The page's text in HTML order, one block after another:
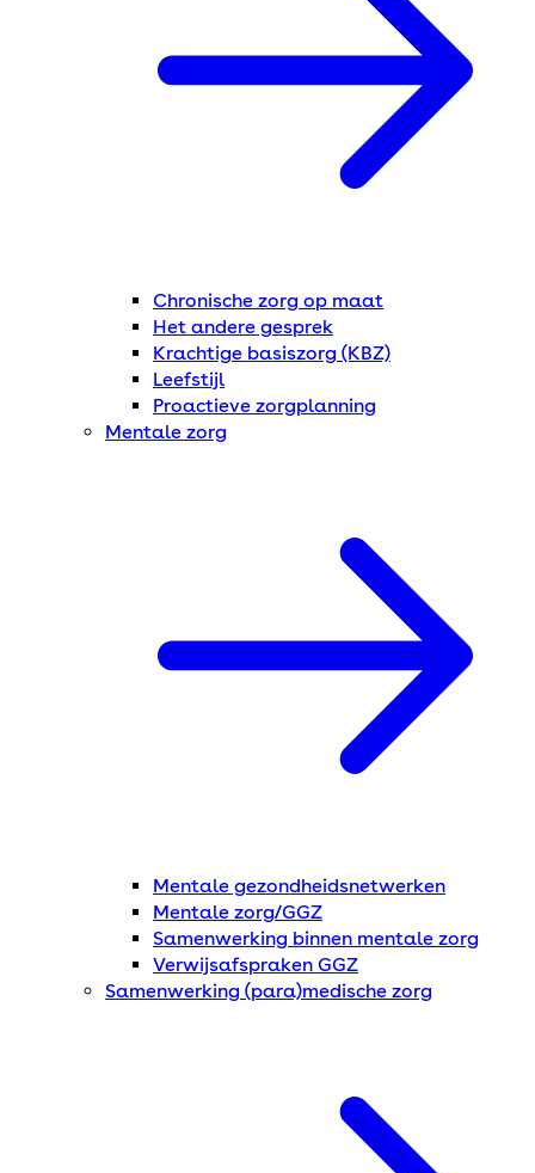
Chronische zorg op maat
Het andere gesprek
Krachtige basiszorg (KBZ)
Leefstijl
Proactieve zorgplanning
Mentale zorg
Mentale gezondheidsnetwerken
Mentale zorg/GGZ
Samenwerking binnen mentale zorg
Verwijsafspraken GGZ
Samenwerking (para)medische zorg